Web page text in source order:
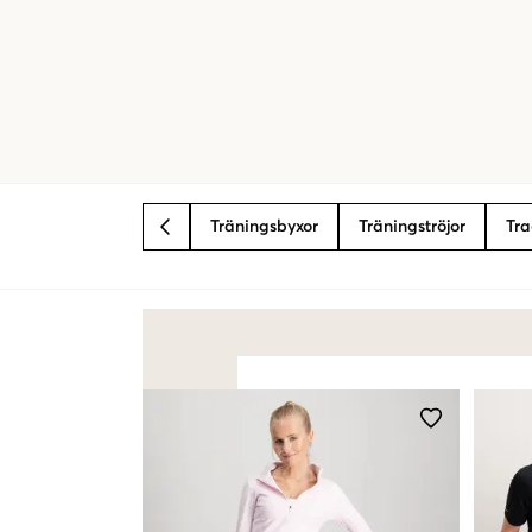
BACK Träningsbyxor Träningströjor